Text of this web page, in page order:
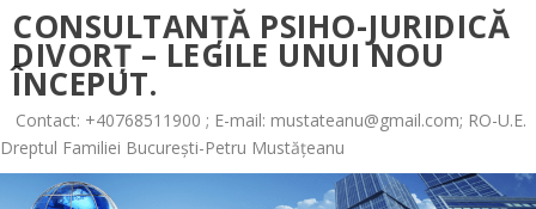
CONSULTANȚĂ PSIHO-JURIDICĂ
DIVORȚ – LEGILE UNUI NOU
ÎNCEPUT.
Contact: +40768511900 ; E-mail: mustateanu@gmail.com; RO-U.E.
Dreptul Familiei București-Petru Mustățeanu